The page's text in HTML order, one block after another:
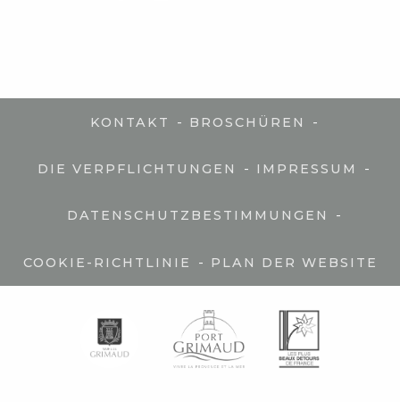
KONTAKT - BROSCHÜREN -
DIE VERPFLICHTUNGEN - IMPRESSUM -
DATENSCHUTZBESTIMMUNGEN -
COOKIE-RICHTLINIE - PLAN DER WEBSITE